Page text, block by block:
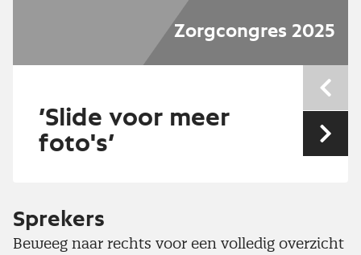
Zorgcongres 2025
’Slide voor meer
foto's’
Sprekers
Beweeg naar rechts voor een volledig overzicht